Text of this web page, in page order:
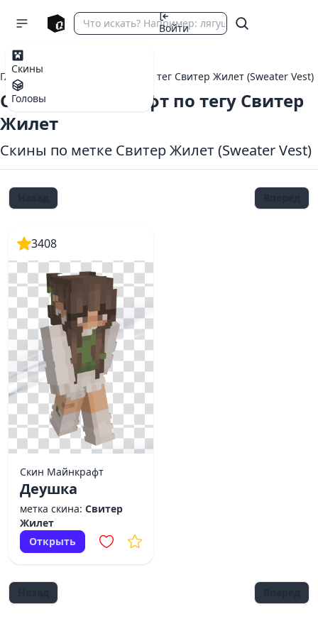
Скины
Головы
Войти
Главная тег Свитер Жилет (Sweater Vest)
Скины Майнкрафт по тегу Свитер
Жилет
Скины по метке Свитер Жилет (Sweater Vest)
3408
Скин Майнкрафт
Деушка
метка скина: Свитер
Жилет
Открыть